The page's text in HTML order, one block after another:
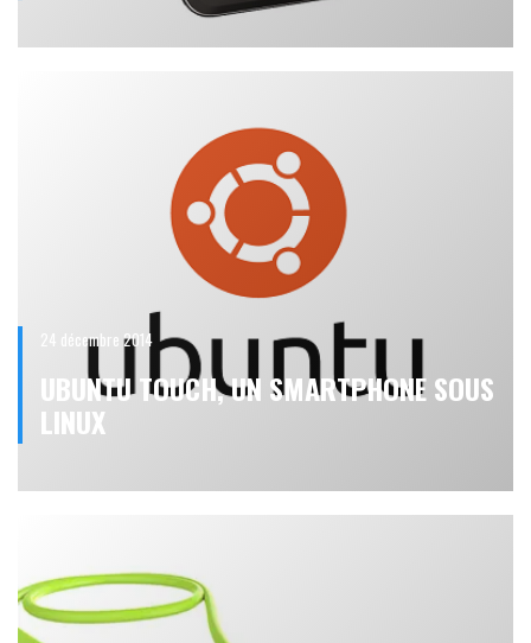
24 décembre 2014
UBUNTU TOUCH, UN SMARTPHONE SOUS
LINUX